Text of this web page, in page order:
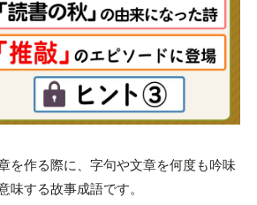
を作る際に、字句や文章を何度も吟味
味する故事成語です。